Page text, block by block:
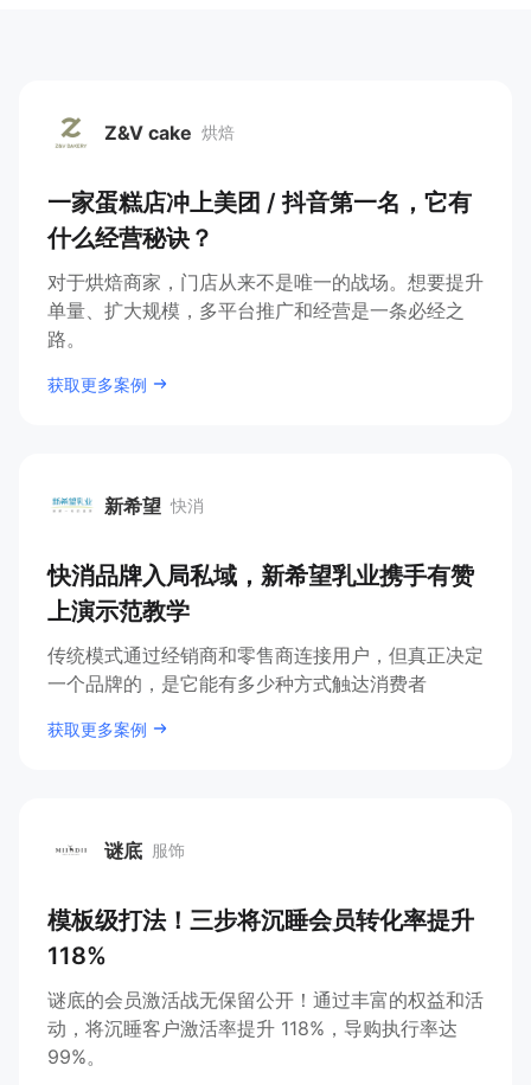
私域课程 新零售内参
增长俱乐部
增长俱乐部
商家社区
入驻有赞
有赞云
Z&V cake 烘焙
Z&V cake
一家蛋糕店冲上美团 / 抖音第一名，它有
什么经营秘诀？
对于烘焙商家，门店从来不是唯一的战场。想要提升
单量、扩大规模，多平台推广和经营是一条必经之
路。
获取更多案例
新希望 快消
新希望
快消品牌入局私域，新希望乳业携手有赞
上演示范教学
传统模式通过经销商和零售商连接用户，但真正决定
一个品牌的，是它能有多少种方式触达消费者
获取更多案例
谜底 服饰
谜底
模板级打法！三步将沉睡会员转化率提升
118%
谜底的会员激活战无保留公开！通过丰富的权益和活
动，将沉睡客户激活率提升 118%，导购执行率达
99%。